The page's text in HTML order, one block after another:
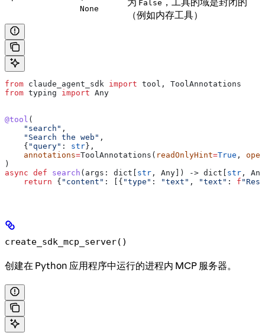
None
False
（例如内存工具）
from claude_agent_sdk import tool, ToolAnnotations
from typing import Any
@tool (
    "search"
,
    "Search the web"
,
    {
"query" : str },
    annotations
=ToolAnnotations( readOnlyHint=True ,
)
async def search ( args : dict[ str , Any]) -> dict[ str ,
    return
{ "content" : [{ "type" : "text" , "text" : f
create_sdk_mcp_server()
创建在 Python 应用程序中运行的进程内 MCP 服务器。